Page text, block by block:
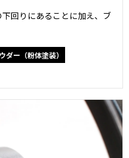
回りにあることに加え、ブ
ダー（粉体塗装）